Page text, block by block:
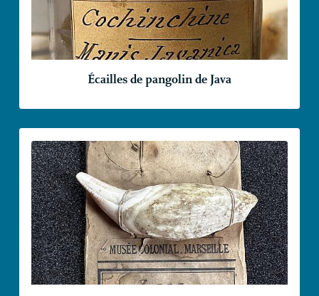
Écailles de pangolin de Java